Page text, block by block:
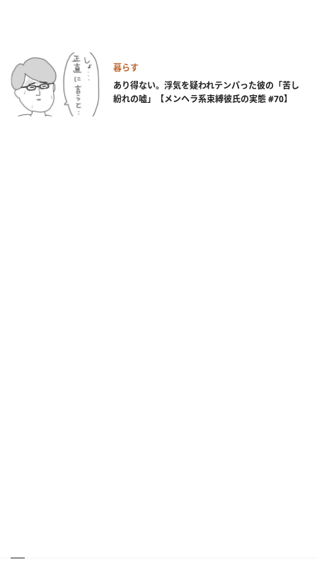
暮らす
あり得ない。浮気を疑われテンパった彼の「苦し
紛れの嘘」【メンヘラ系束縛彼氏の実態 #70】